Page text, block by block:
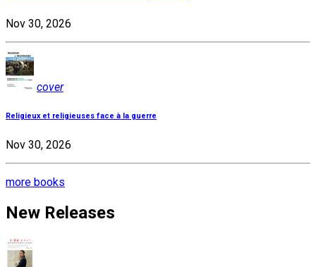
Nov 30, 2026
cover
Religieux et religieuses face à la guerre
Nov 30, 2026
more books
New Releases